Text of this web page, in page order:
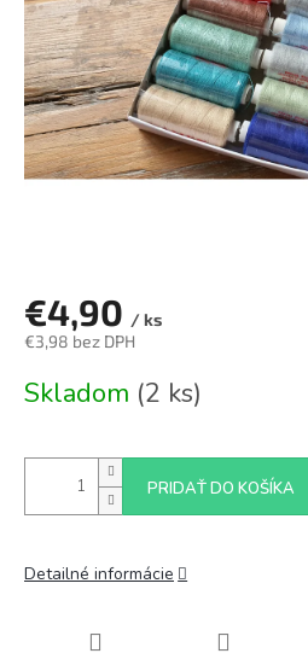
€4,90 / ks
€3,98 bez DPH
cena:
Skladom (2 ks)
PRIDAŤ DO KOŠÍKA
Detailné informácie